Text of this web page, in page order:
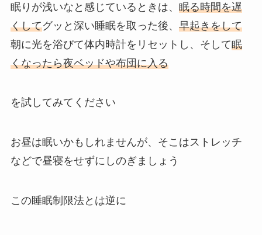
眠りが浅いなと感じているときは、 眠る時間を遅
くしてグッと深い睡眠を取った後、 早起きをして
朝に光を浴びて体内時計をリセットし、そして眠
くなったら夜ベッドや布団に入る
を試してみてください
お昼は眠いかもしれませんが、そこはストレッチ
などで昼寝をせずにしのぎましょう
この睡眠制限法とは逆に